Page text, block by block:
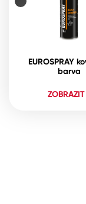
EUROSPRAY
barva
ZOBRAZIT